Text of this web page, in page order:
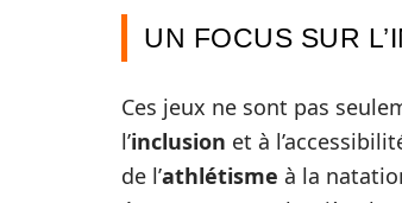
UN FOCUS SUR
Ces jeux ne sont pas
l’inclusion et à
de l’athlétisme à la